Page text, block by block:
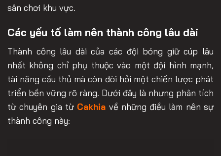
sân chơi khu vực.
Các yếu tố làm nên thành công lâu dài
Thành công lâu dài của các đội bóng giữ cúp lâu
nhất không chỉ phụ thuộc vào một đội hình mạnh,
tài năng cầu thủ mà còn đòi hỏi một chiến lược phát
triển bền vững rõ ràng. Dưới đây là nhưng phân tích
từ chuyên gia từ Cakhia về những điều làm nên sự
thành công này: